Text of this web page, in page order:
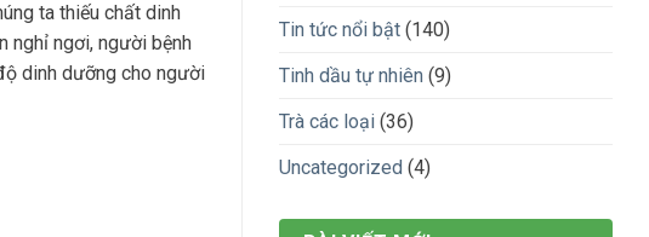
ta thiếu chất dinh
nghỉ ngơi, người bệnh
dinh dưỡng cho người
Tin tức nổi bật (140)
Tinh dầu tự nhiên (9)
Trà các loại (36)
Uncategorized (4)